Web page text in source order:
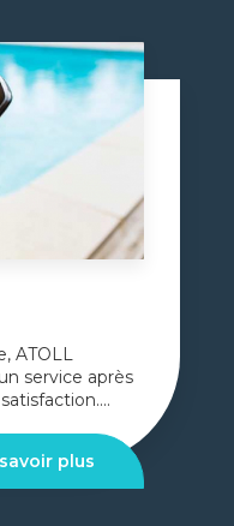
ATOLL
service après
plus